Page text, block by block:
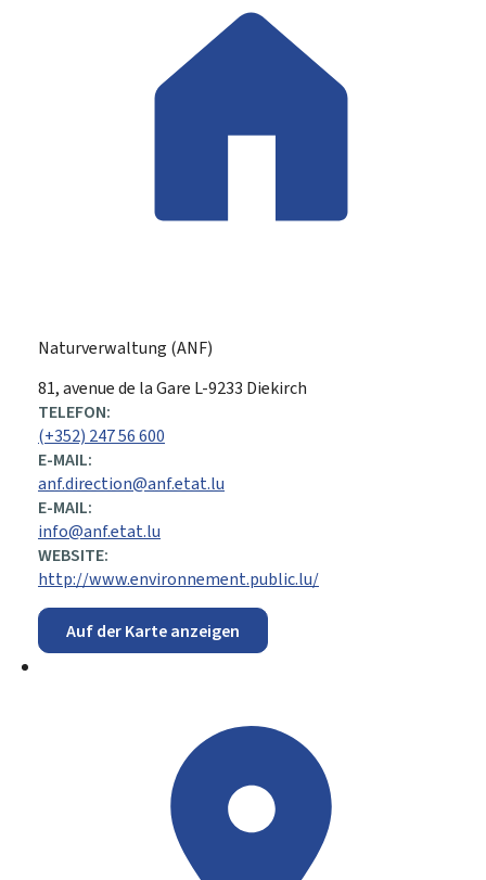
Naturverwaltung (ANF)
ADRESSE:
81, avenue de la Gare L-9233 Diekirch
TELEFON:
(+352) 247 56 600
E-MAIL:
anf.direction@anf.etat.lu
E-MAIL:
info@anf.etat.lu
WEBSITE:
http://www.environnement.public.lu/
Auf der Karte anzeigen